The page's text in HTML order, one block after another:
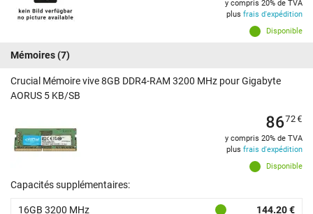
Disponible
y compris 20% de TVA
plus frais d'expédition
Mémoires(7)
Crucial Mémoire vive 8GB DDR4-RAM 3200 MHz pour Gigabyte
AORUS 5 KB/SB
Disponible
8672€
y compris 20% de TVA
plus frais d'expédition
Capacités supplémentaires:
16GB 3200 MHz 144.20 €